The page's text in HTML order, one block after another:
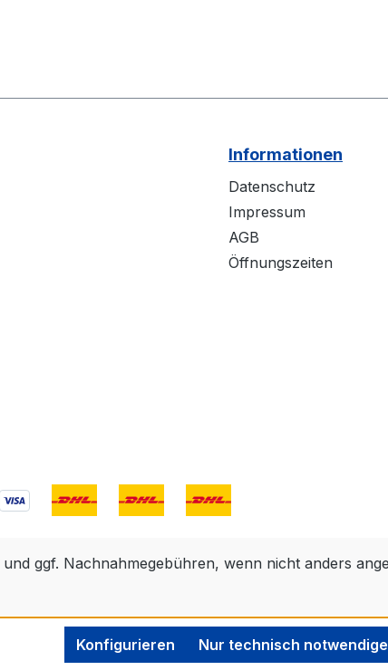
Informationen
Datenschutz
Impressum
AGB
Öffnungszeiten
und ggf. Nachnahmegebühren, wenn nicht anders
Nur technisch notwendige
Konfigurieren